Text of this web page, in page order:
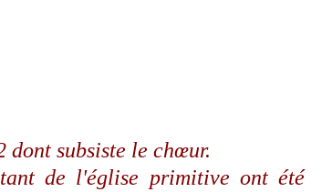
dont subsiste le chœur.
de l'église primitive ont été